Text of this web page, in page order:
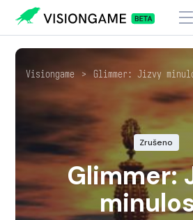
Visiongame > Glimmer: Jizvy
Zrušeno
Glimmer: